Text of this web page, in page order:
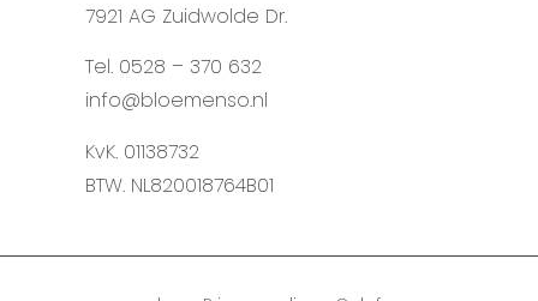
7921 AG Zuidwolde Dr.
Tel. 0528 – 370 632
info@bloemenso.nl
KvK. 01138732
BTW. NL820018764B01